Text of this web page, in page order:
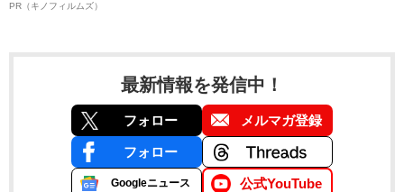
PR（キノフィルムズ）
最新情報を発信中！
フォロー メルマガ登録
フォロー
Googleニュース 公式YouTube